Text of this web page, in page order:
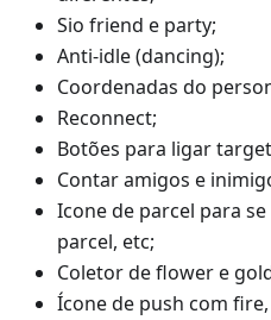
Sio friend e party;
Anti-idle (dancing);
Coordenadas do
Reconnect;
Botões para ligar
Contar amigos e
Icone de parcel para
parcel, etc;
Coletor de flower e
Ícone de push com